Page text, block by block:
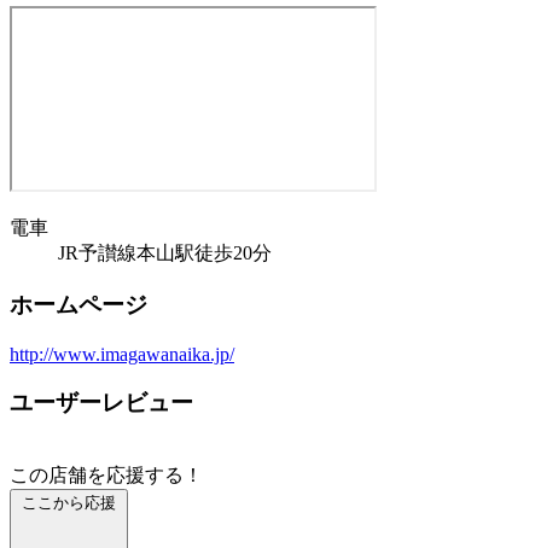
電車
JR予讃線本山駅徒歩20分
ホームページ
http://www.imagawanaika.jp/
ユーザーレビュー
この店舗を応援する！
ここから応援